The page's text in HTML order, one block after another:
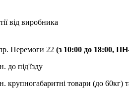
від виробника
Перемоги 22 (з 10:00 до 18:00,
до під'їзду
крупногабаритні товари (до 60кг)